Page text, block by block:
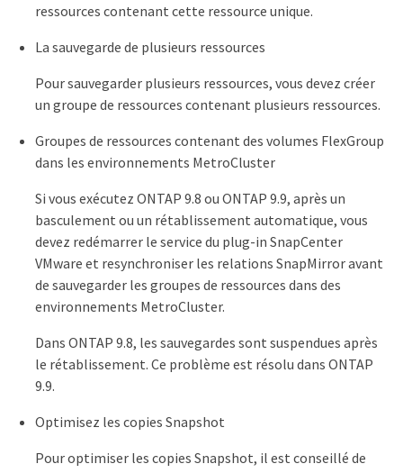
ressources contenant cette ressource unique.
La sauvegarde de plusieurs ressources
Pour sauvegarder plusieurs ressources, vous devez créer
un groupe de ressources contenant plusieurs ressources.
Groupes de ressources contenant des volumes FlexGroup
dans les environnements MetroCluster
Si vous exécutez ONTAP 9.8 ou ONTAP 9.9, après un
basculement ou un rétablissement automatique, vous
devez redémarrer le service du plug-in SnapCenter
VMware et resynchroniser les relations SnapMirror avant
de sauvegarder les groupes de ressources dans des
environnements MetroCluster.
Dans ONTAP 9.8, les sauvegardes sont suspendues après
le rétablissement. Ce problème est résolu dans ONTAP
9.9.
Optimisez les copies Snapshot
Pour optimiser les copies Snapshot, il est conseillé de